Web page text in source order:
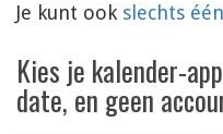
Je kunt ook slechts
Kies je kalender-
date, en geen